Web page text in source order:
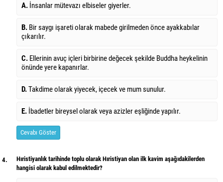
A. İnsanlar mütevazı elbiseler giyerler.
B. Bir saygı işareti olarak mabede girilmeden önce ayakkabılar
çıkarılır.
C. Ellerinin avuç içleri birbirine değecek şekilde Buddha heykelinin
önünde yere kapanırlar.
D.Takdime olarak yiyecek, içecek ve mum sunulur.
E. İbadetler bireysel olarak veya azizler eşliğinde yapılır.
Cevabı Göster
4.
Hıristiyanlık tarihinde toplu olarak Hıristiyan olan ilk kavim aşağıdakilerden
hangisi olarak kabul edilmektedir?